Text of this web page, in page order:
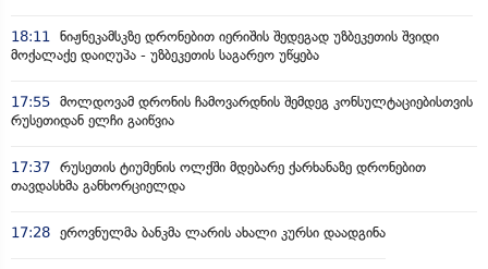
18:11
ნიჟნეკამსკზე დრონებით იერიშის შედეგად უზბეკეთის შვიდი
მოქალაქე დაიღუპა - უზბეკეთის საგარეო უწყება
17:55 მოლდოვამ დრონის ჩამოვარდნის შემდეგ კონსულტაციებისთვის
რუსეთიდან ელჩი გაიწვია
17:37 რუსეთის ტიუმენის ოლქში მდებარე ქარხანაზე დრონებით
თავდასხმა განხორციელდა
17:28 ეროვნულმა ბანკმა ლარის ახალი კურსი დაადგინა